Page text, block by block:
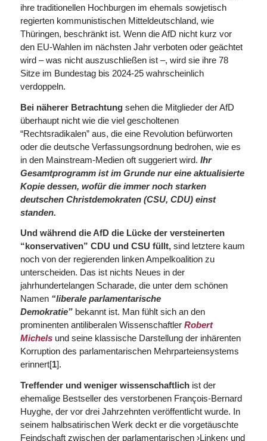
ihre traditionellen Hochburgen im ehemals sowjetisch
regierten kommunistischen Mitteldeutschland, wie
Thüringen, beschränkt ist. Wenn die AfD nicht kurz vor
den EU-Wahlen im nächsten Jahr verboten oder geächtet
wird – was nicht auszuschließen ist –, wird sie ihre 78
Sitze im Bundestag bis 2024-25 wahrscheinlich
verdoppeln.
Bei näherer Betrachtungsehen die Mitglieder der AfD
überhaupt nicht wie die viel gescholtenen
“Rechtsradikalen” aus, die eine Revolution befürworten
oder die deutsche Verfassungsordnung bedrohen, wie es
in den Mainstream-Medien oft suggeriert wird. Ihr
Gesamtprogramm ist im Grunde nur eine aktualisierte
Kopie dessen, wofür die immer noch starken
deutschen Christdemokraten (CSU, CDU) einst
standen.
Und während die AfD die Lücke der versteinerten
“konservativen” CDU und CSU füllt,sind letztere kaum
noch von der regierenden linken Ampelkoalition zu
unterscheiden. Das ist nichts Neues in der
jahrhundertelangen Scharade, die unter dem schönen
Namen “liberale parlamentarische
Demokratie”bekannt ist. Man fühlt sich an den
prominenten antiliberalen Wissenschaftler Robert
Michelsund seine klassische Darstellung der inhärenten
Korruption des parlamentarischen Mehrparteiensystems
erinnert[1].
Treffender und weniger wissenschaftlichist der
ehemalige Bestseller des verstorbenen François-Bernard
Huyghe, der vor drei Jahrzehnten veröffentlicht wurde. In
seinem halbsatirischen Werk deckt er die vorgetäuschte
Feindschaft zwischen der parlamentarischen ›Linken‹ und